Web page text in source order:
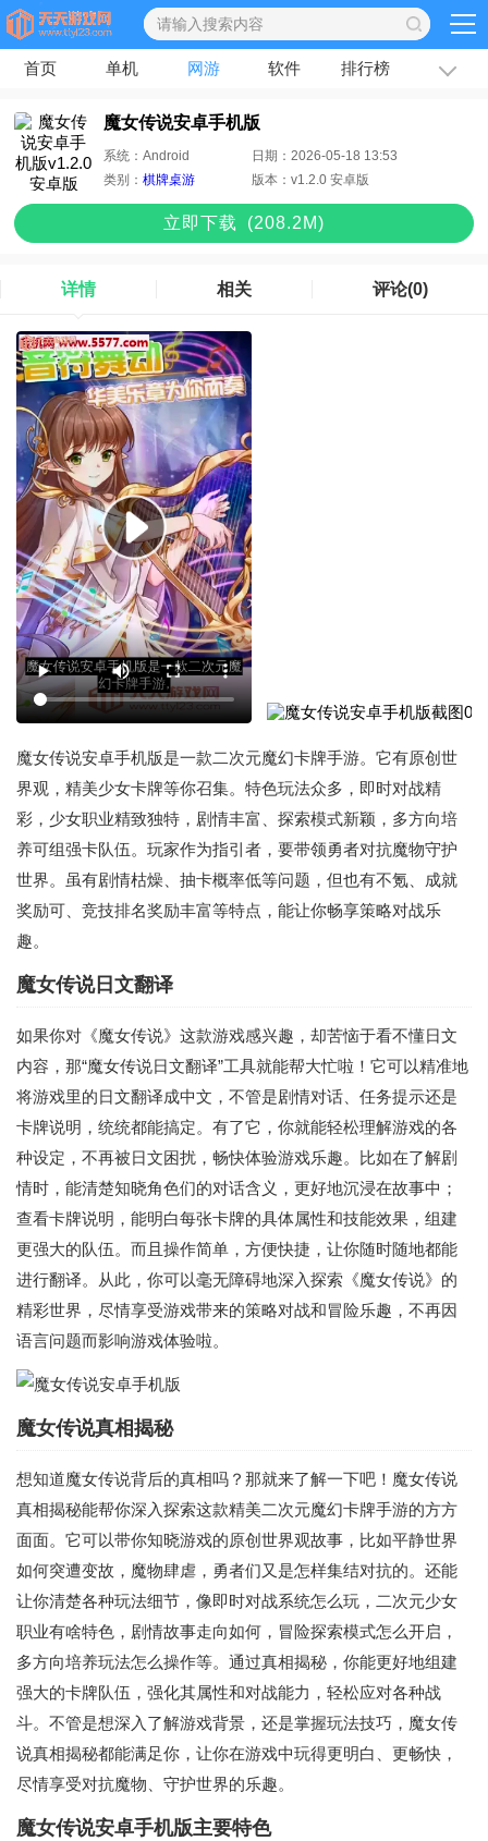
首页 单机 网游 软件 排行榜 专题
魔女传说安卓手机版
系统：Android 日期：2026-05-18 13:53
类别：棋牌桌游 版本：v1.2.0 安卓版
立即下载 (208.2M)
详情 相关 评论(0)
魔女传说安卓手机版是一款二次元魔幻卡牌手游。它有原创世
界观，精美少女卡牌等你召集。特色玩法众多，即时对战精
彩，少女职业精致独特，剧情丰富、探索模式新颖，多方向培
养可组强卡队伍。玩家作为指引者，要带领勇者对抗魔物守护
世界。虽有剧情枯燥、抽卡概率低等问题，但也有不氪、成就
奖励可、竞技排名奖励丰富等特点，能让你畅享策略对战乐
趣。
魔女传说日文翻译
如果你对《魔女传说》这款游戏感兴趣，却苦恼于看不懂日文
内容，那“魔女传说日文翻译”工具就能帮大忙啦！它可以精准地
将游戏里的日文翻译成中文，不管是剧情对话、任务提示还是
卡牌说明，统统都能搞定。有了它，你就能轻松理解游戏的各
种设定，不再被日文困扰，畅快体验游戏乐趣。比如在了解剧
情时，能清楚知晓角色们的对话含义，更好地沉浸在故事中；
查看卡牌说明，能明白每张卡牌的具体属性和技能效果，组建
更强大的队伍。而且操作简单，方便快捷，让你随时随地都能
进行翻译。从此，你可以毫无障碍地深入探索《魔女传说》的
精彩世界，尽情享受游戏带来的策略对战和冒险乐趣，不再因
语言问题而影响游戏体验啦。
魔女传说真相揭秘
想知道魔女传说背后的真相吗？那就来了解一下吧！魔女传说
真相揭秘能帮你深入探索这款精美二次元魔幻卡牌手游的方方
面面。它可以带你知晓游戏的原创世界观故事，比如平静世界
如何突遭变故，魔物肆虐，勇者们又是怎样集结对抗的。还能
让你清楚各种玩法细节，像即时对战系统怎么玩，二次元少女
职业有啥特色，剧情故事走向如何，冒险探索模式怎么开启，
多方向培养玩法怎么操作等。通过真相揭秘，你能更好地组建
强大的卡牌队伍，强化其属性和对战能力，轻松应对各种战
斗。不管是想深入了解游戏背景，还是掌握玩法技巧，魔女传
说真相揭秘都能满足你，让你在游戏中玩得更明白、更畅快，
尽情享受对抗魔物、守护世界的乐趣。
魔女传说安卓手机版主要特色